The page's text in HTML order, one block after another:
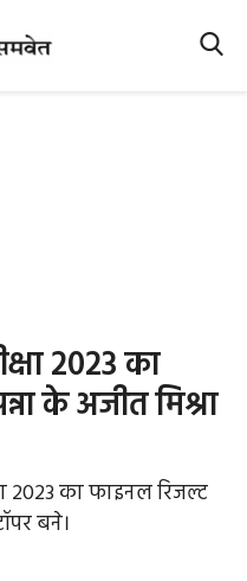
2023 का
के अजीत मिश्रा
2023 का फाइनल रिजल्ट
बने।